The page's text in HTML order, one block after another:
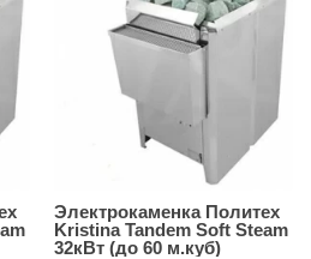
Электрокаменка Политех
Kristina Tandem Soft Steam
32кВт (до 60 м.куб)